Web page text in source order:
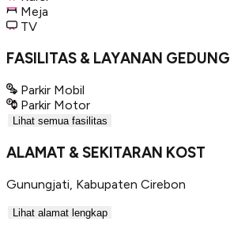
Meja
TV
FASILITAS & LAYANAN GEDUNG
Parkir Mobil
Parkir Motor
Lihat semua fasilitas
ALAMAT & SEKITARAN KOST
Gunungjati Kabupaten Cirebon
Lihat alamat lengkap